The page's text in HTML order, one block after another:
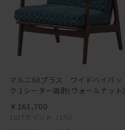
マルニ60プラス ワイドハイバッ
ク 1シーター両肘(ウォールナット)
1617ポイント （1％）
￥161,700